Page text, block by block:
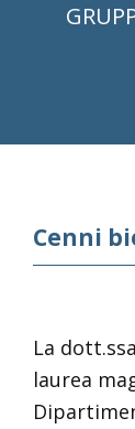
Cenni
La
laurea